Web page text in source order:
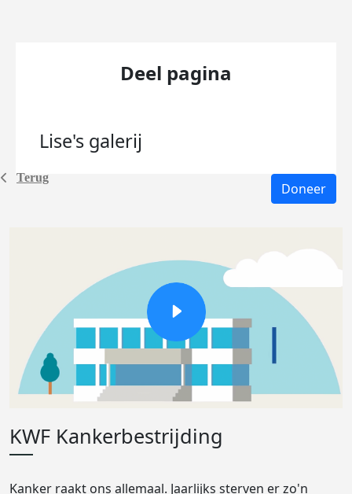
Terug
Deel pagina
Lise's galerij
Doneer
KWF Kankerbestrijding
Kanker raakt ons allemaal. Jaarlijks sterven er zo'n